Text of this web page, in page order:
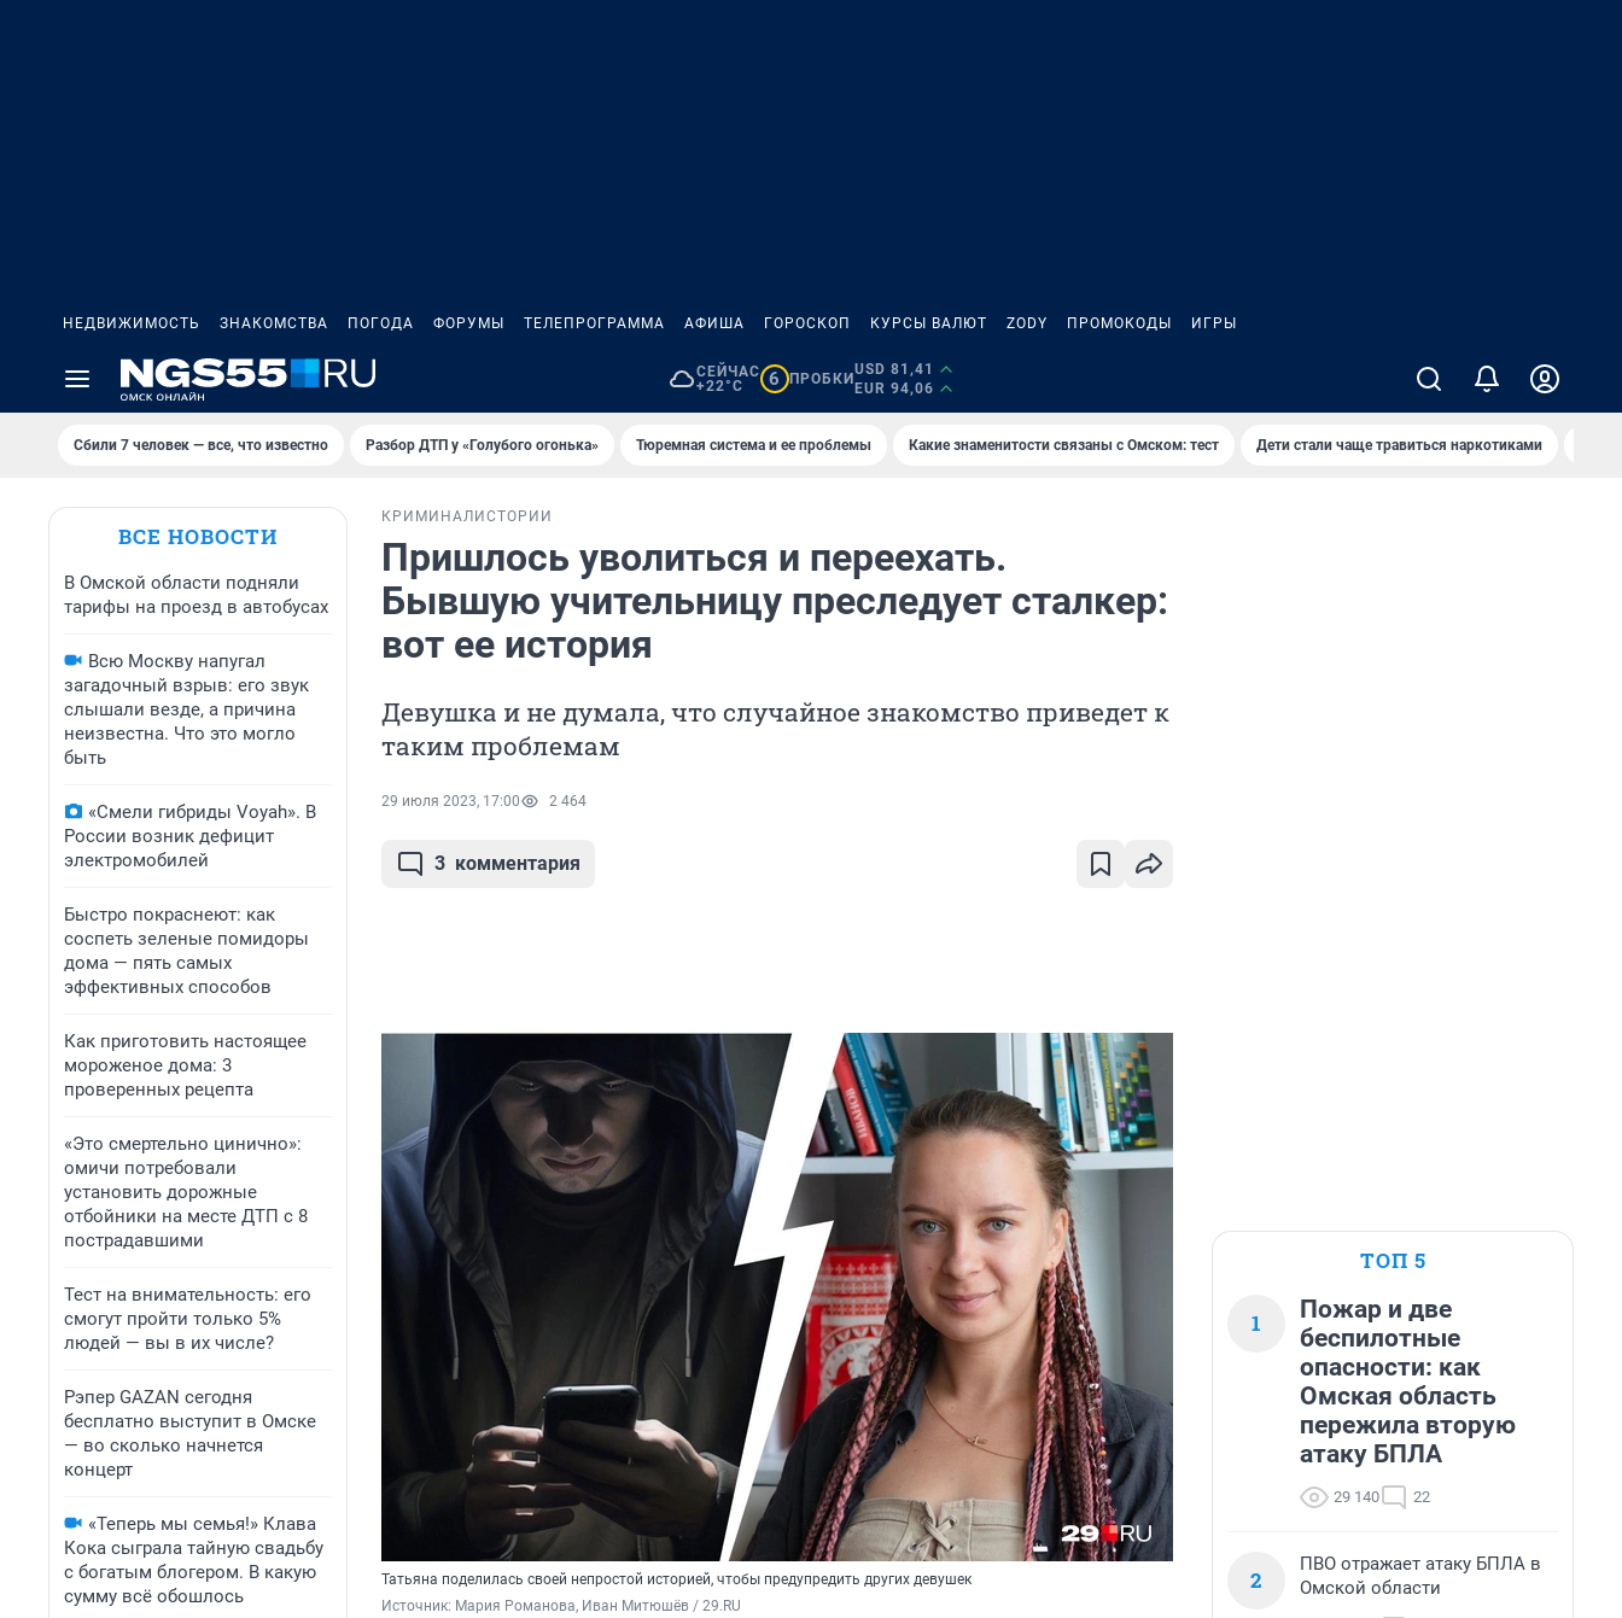
НЕДВИЖИМОСТЬ ЗНАКОМСТВА ПОГОДА ФОРУМЫ ТЕЛЕПРОГРАММА АФИША ГОРОСКОП КУРСЫ ВАЛЮТ ZODY ПРОМОКОДЫ ИГРЫ
СЕЙЧАС
+22°C
6 ПРОБКИ
USD 81,41
EUR 94,06
Сбили 7 человек — все, что известно Разбор ДТП у «Голубого огонька» Тюремная система и ее проблемы Какие знаменитости связаны с Омском: тест Дети стали чаще травиться наркотиками
ВСЕ НОВОСТИ
В Омской области подняли
тарифы на проезд в автобусах
Всю Москву напугал
загадочный взрыв: его звук
слышали везде, а причина
неизвестна. Что это могло
быть
«Смели гибриды Voyah». В
России возник дефицит
электромобилей
Быстро покраснеют: как
соспеть зеленые помидоры
дома — пять самых
эффективных способов
Как приготовить настоящее
мороженое дома: 3
проверенных рецепта
«Это смертельно цинично»:
омичи потребовали
установить дорожные
отбойники на месте ДТП с 8
пострадавшими
Тест на внимательность: его
смогут пройти только 5%
людей — вы в их числе?
Рэпер GAZAN сегодня
бесплатно выступит в Омске
— во сколько начнется
концерт
«Теперь мы семья!» Клава
Кока сыграла тайную свадьбу
с богатым блогером. В какую
сумму всё обошлось
КРИМИНАЛ ИСТОРИИ
Пришлось уволиться и переехать.
Бывшую учительницу преследует сталкер:
вот ее история
Девушка и не думала, что случайное знакомство приведет к
таким проблемам
29 июля 2023, 17:00 2 464
3 комментария
Татьяна поделилась своей непростой историей, чтобы предупредить других девушек
Источник: Мария Романова, Иван Митюшёв / 29.RU
ТОП 5
1
Пожар и две
беспилотные
опасности: как
Омская область
пережила вторую
атаку БПЛА
29 140 22
2
ПВО отражает атаку БПЛА в
Омской области